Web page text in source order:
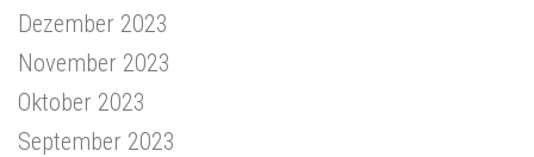
Dezember 2023
November 2023
Oktober 2023
September 2023